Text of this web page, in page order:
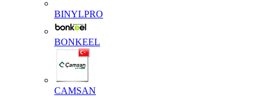
BINYLPRO
BONKEEL
CAMSAN